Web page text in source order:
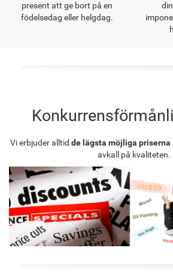
present att ge bort på en
födelsedag eller helgdag.
Vi erbjuder alltid de lägsta möjliga priserna
avkall på kvaliteten.